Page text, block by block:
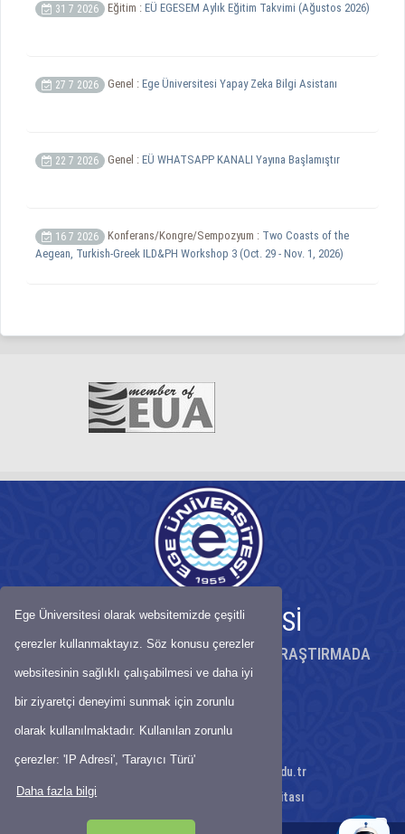
Ege Üniversitesi olarak websitemizde çeşitli
çerezler kullanmaktayız. Söz konusu çerezler
websitesinin sağlıklı çalışabilmesi ve daha iyi
bir ziyaretçi deneyimi sunmak için zorunlu
olarak kullanılmaktadır. Kullanılan zorunlu
çerezler: 'IP Adresi', 'Tarayıcı Türü'
Daha fazla bilgi
31 7 2026 Eğitim : EÜ EGESEM Aylık Eğitim Takvimi (Ağustos 2026)
27 7 2026 Genel : Ege Üniversitesi Yapay Zeka Bilgi Asistanı
22 7 2026 Genel : EÜ WHATSAPP KANALI Yayına Başlamıştır
16 7 2026 Konferans/Kongre/Sempozyum : Two Coasts of the
Aegean, Turkish-Greek ILD&PH Workshop 3 (Oct. 29 - Nov. 1, 2026)
EGE ÜNİVERSİTESİ
KÖKLÜ BİRİKİMİYLE BİLİMDE ÖNCÜ, ARAŞTIRMADA
GÜÇLÜ ÜNİVERSİTE
Adres Bilgileri
engellicocuk@mail.ege.edu.tr
Site Haritası